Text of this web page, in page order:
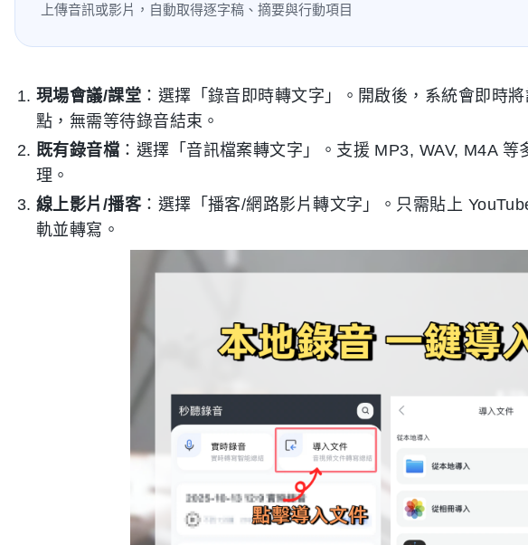
上傳音訊或影片，自動取得逐字稿、摘要與行動項目
現場會議/課堂 ：選擇「錄音即時轉文字」。開啟後，系統會即時
點，無需等待錄音結束。
既有錄音檔 ：選擇「音訊檔案轉文字」。支援 MP3, WAV, M4A
理。
線上影片/播客：選擇「播客/網路影片轉文字」。只需貼上
軌並轉寫。